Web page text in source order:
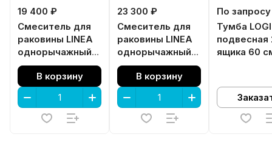
19 400 ₽
Смеситель для
раковины LINEA
однорычажный
настенный, хром
глянецВ корзину
23 300 ₽
Смеситель для
раковины LINEA
однорычажный
настенный,
черный матовый
В корзину
По запросу
Тумба
подвесная
ящика 60